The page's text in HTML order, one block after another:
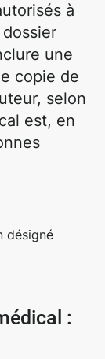
à
une
copie de
selon
est, en
désigné
: